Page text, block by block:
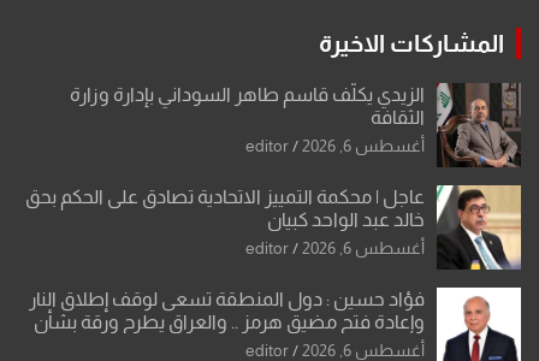
المشاركات الاخيرة
الزيدي يكلّف قاسم طاهر السوداني بإدارة وزارة
الثقافة
أغسطس 6, 2026 editor
عاجل | محكمة التمييز الاتحادية تصادق على الحكم بحق
خالد عبد الواحد كبيان
أغسطس 6, 2026 editor
فؤاد حسين : دول المنطقة تسعى لوقف إطلاق النار
وإعادة فتح مضيق هرمز .. والعراق يطرح ورقة بشأن
تحولات القدس
أغسطس 6, 2026 editor